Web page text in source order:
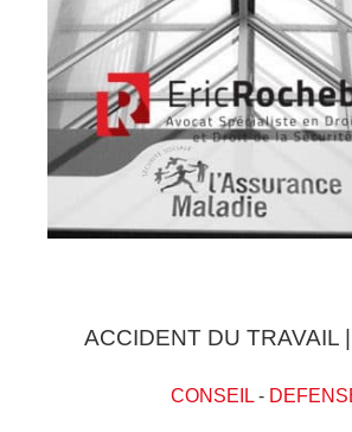
ACCIDENT DU TRAVAIL
CONSEIL-